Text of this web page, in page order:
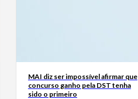
MAI diz ser impossível afirmar que
concurso ganho pela DST tenha
sido o primeiro